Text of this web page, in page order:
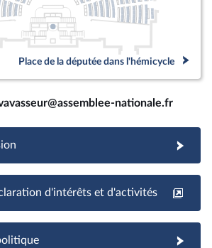
Place de la députée dans l'hémicycle
nationale.fr
d'intérêts et d'activités